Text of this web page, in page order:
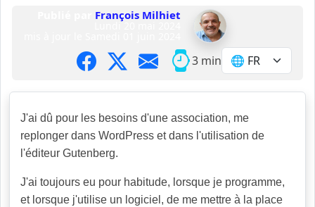
François Milhiet
Lundi 20 mai 2024
3 min
J'ai dû pour les besoins d'une association, me
replonger dans WordPress et dans l'utilisation de
l'éditeur Gutenberg.
J'ai toujours eu pour habitude, lorsque je programme,
et lorsque j'utilise un logiciel, de me mettre à la place